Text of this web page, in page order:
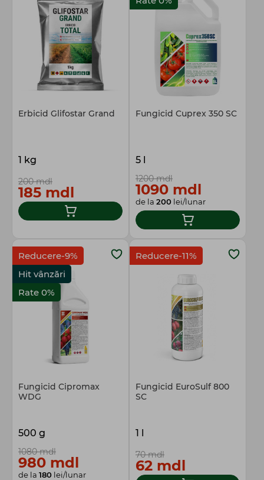
Erbicid Glifostar Grand
1 kg
200 mdl
185 mdl
Fungicid Cuprex 350 SC
5 l
1200 mdl
1090 mdl
de la 200 lei/lunar
Reducere-9%
Hit vânzări
Rate 0%
Fungicid Cipromax
WDG
500 g
1080 mdl
980 mdl
de la 180 lei/lunar
Reducere-11%
Fungicid EuroSulf 800
SC
1 l
70 mdl
62 mdl